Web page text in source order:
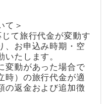
て＞
て旅行代金が変動す
、お申込み時期・空
いたします。
変動があった場合で
時）の旅行代金が適
の返金および追加徴